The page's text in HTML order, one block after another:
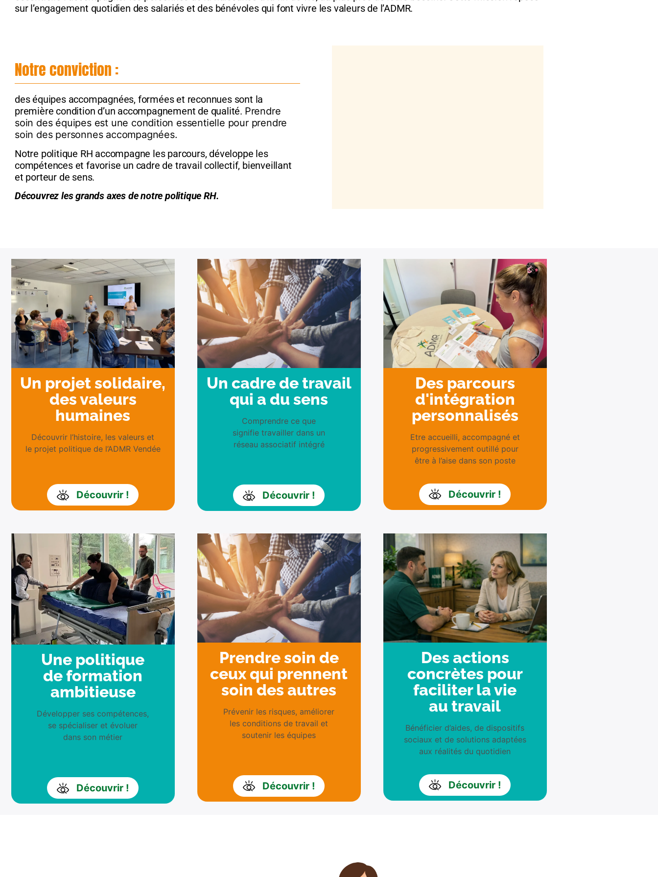
chaque jour
chaque jour
chaque jour
chaque jour
chaque jour
chaque jour
sur l’engagement quotidien des salariés et des bénévoles qui font vivre les valeurs de l’ADMR.
Notre conviction :
des équipes accompagnées, formées et reconnues sont la
première condition d’un accompagnement de qualité. Prendre
soin des équipes est une condition essentielle pour prendre
soin des personnes accompagnées.
Notre politique RH accompagne les parcours, développe les
compétences et favorise un cadre de travail collectif, bienveillant
et porteur de sens.
Découvrez les grands axes de notre politique RH.
Un projet solidaire,
des valeurs
humaines
Découvrir l’histoire, les valeurs et
le projet politique de l’ADMR Vendée
Découvrir !
Un cadre de travail
qui a du sens
Comprendre ce que
signifie travailler dans un
réseau associatif intégré
Découvrir !
Des parcours
d'intégration
personnalisés
Etre accueilli, accompagné et
progressivement outillé pour
être à l’aise dans son poste
Découvrir !
Une politique
de formation
ambitieuse
Développer ses compétences,
se spécialiser et évoluer
dans son métier
Découvrir !
Prendre soin de
ceux qui prennent
soin des autres
Prévenir les risques, améliorer
les conditions de travail et
soutenir les équipes
Découvrir !
Des actions
concrètes pour
faciliter la vie
au travail
Bénéficier d’aides, de dispositifs
sociaux et de solutions adaptées
aux réalités du quotidien
Découvrir !